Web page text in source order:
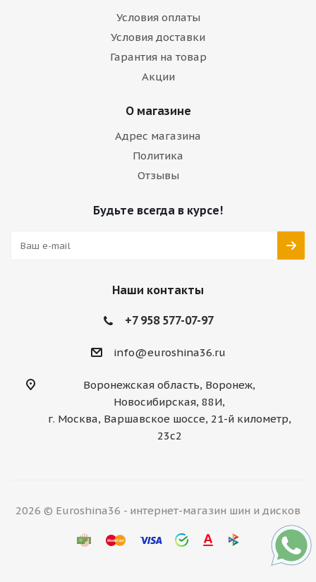
Условия оплаты
Условия доставки
Гарантия на товар
Акции
О магазине
Адрес магазина
Политика
Отзывы
Будьте всегда в курсе!
Наши контакты
+7 958 577-07-97
info@euroshina36.ru
Воронежская область, Воронеж,
Новосибирская, 88И,
г. Москва, Варшавское шоссе, 21-й километр,
23с2
2026 © Euroshina36 - интернет-магазин шин и дисков